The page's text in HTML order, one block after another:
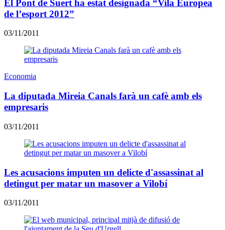
El Pont de Suert ha estat designada “Vila Europea
de l’esport 2012”
03/11/2011
Economia
La diputada Mireia Canals farà un cafè amb els
empresaris
03/11/2011
Les acusacions imputen un delicte d'assassinat al
detingut per matar un masover a Vilobí
03/11/2011